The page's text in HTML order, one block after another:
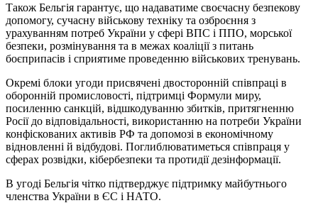
Також Бельгія гарантує, що надаватиме своєчасну безпекову
допомогу, сучасну військову техніку та озброєння з
урахуванням потреб України у сфері ВПС і ППО, морської
безпеки, розмінування та в межах коаліції з питань
боєприпасів і сприятиме проведенню військових тренувань.
Окремі блоки угоди присвячені двосторонній співпраці в
оборонній промисловості, підтримці Формули миру,
посиленню санкцій, відшкодуванню збитків, притягненню
Росії до відповідальності, використанню на потреби України
конфіскованих активів РФ та допомозі в економічному
відновленні й відбудові. Поглиблюватиметься співпраця у
сферах розвідки, кібербезпеки та протидії дезінформації.
В угоді Бельгія чітко підтверджує підтримку майбутнього
членства України в ЄС і НАТО.